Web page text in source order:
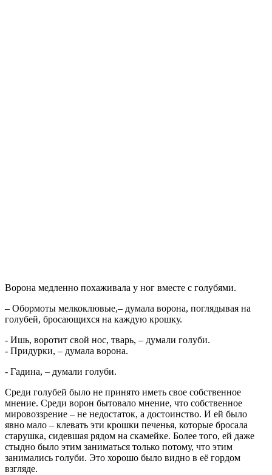
Ворона медленно похаживала у ног вместе с голубями.
– Обормоты мелкоклювые,– думала ворона, поглядывая на
голубей, бросающихся на каждую крошку.
- Ишь, воротит свой нос, тварь, – думали голуби.
- Придурки, – думала ворона.
- Гадина, – думали голуби.
Среди голубей было не принято иметь свое собственное
мнение. Среди ворон бытовало мнение, что собственное
мировоззрение – не недостаток, а достоинство. И ей было
явно мало – клевать эти крошки печенья, которые бросала
старушка, сидевшая рядом на скамейке. Более того, ей даже
стыдно было этим заниматься только потому, что этим
занимались голуби. Это хорошо было видно в её гордом
взгляде.